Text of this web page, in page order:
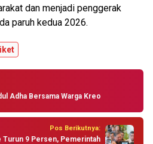
dan menjadi penggerak
paruh kedua 2026.
Adha Bersama Warga Kreo
Pos Berikutnya:
Turun 9 Persen, Pemerintah